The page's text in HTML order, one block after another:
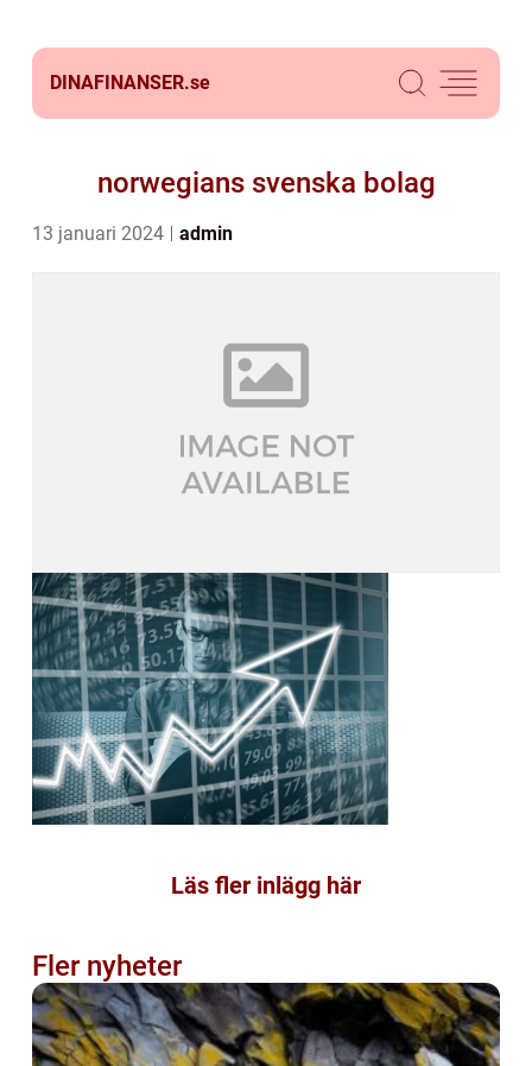
DINAFINANSER.se
norwegians svenska bolag
13 januari 2024 admin
Läs fler inlägg här
Fler nyheter